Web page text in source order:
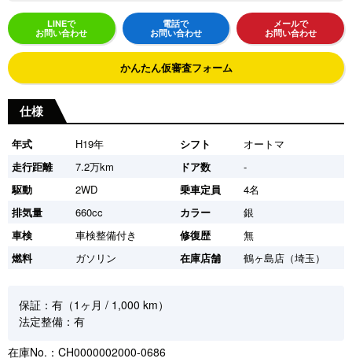
LINEで
お問い合わせ
電話で
お問い合わせ
メールで
お問い合わせ
かんたん仮審査フォーム
仕様
年式 H19年 シフト
オートマ
走行距離
7.2万km ドア数
-
駆動
2WD 乗車定員
4名
排気量
660cc カラー
銀
車検
車検整備付き 修復歴
無
燃料
ガソリン 在庫店舗 鶴ヶ島店（埼玉）
保証：有（1ヶ月 / 1,000 km）
法定整備：有
在庫No.：CH0000002000-0686